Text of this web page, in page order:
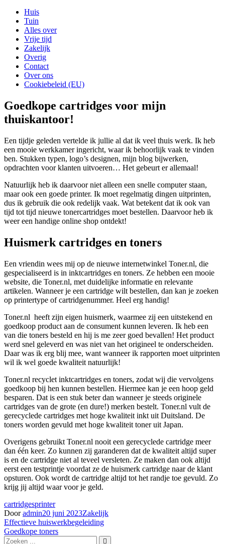
inhoud
Huisje Boompje Blog
Huis
Tuin
Alles over
Vrije tijd
Zakelijk
Overig
Contact
Over ons
Cookiebeleid (EU)
Goedkope cartridges voor mijn
thuiskantoor!
Een tijdje geleden vertelde ik jullie al dat ik veel thuis werk. Ik heb
een mooie werkkamer ingericht, waar ik behoorlijk vaak te vinden
ben. Stukken typen, logo’s designen, mijn blog bijwerken,
opdrachten voor klanten uitvoeren… Het gebeurt er allemaal!
Natuurlijk heb ik daarvoor niet alleen een snelle computer staan,
maar ook een goede printer. Ik moet regelmatig dingen uitprinten,
dus ik gebruik die ook redelijk vaak. Wat betekent dat ik ook van
tijd tot tijd nieuwe tonercartridges moet bestellen. Daarvoor heb ik
weer een handige online shop ontdekt!
Huismerk cartridges en toners
Een vriendin wees mij op de nieuwe internetwinkel Toner.nl, die
gespecialiseerd is in inktcartridges en toners. Ze hebben een mooie
website, die Toner.nl, met duidelijke informatie en relevante
artikelen. Wanneer je een cartridge wilt bestellen, dan kan je zoeken
op printertype of cartridgenummer. Heel erg handig!
Toner.nl heeft zijn eigen huismerk, waarmee zij een uitstekend en
goedkoop product aan de consument kunnen leveren. Ik heb een
van die toners besteld en hij is me zeer goed bevallen! Het product
werd snel geleverd en was niet van het origineel te onderscheiden.
Daar was ik erg blij mee, want wanneer ik rapporten moet uitprinten
wil ik wel goede kwaliteit natuurlijk!
Toner.nl recyclet inktcartridges en toners, zodat wij die vervolgens
goedkoop bij hen kunnen bestellen. Hiermee kan je een hoop geld
besparen. Dat is een stuk beter dan wanneer je steeds originele
cartridges van de grote (en dure!) merken bestelt. Toner.nl vult de
gerecyclede cartridges met hoge kwaliteit inkt uit Duitsland. De
toners worden gevuld met hoge kwaliteit toner uit Japan.
Overigens gebruikt Toner.nl nooit een gerecyclede cartridge meer
dan één keer. Zo kunnen zij garanderen dat de kwaliteit altijd super
is en de cartridge niet al teveel versleten. Ze maken dan ook altijd
eerst een testprintje voordat ze de huismerk cartridge naar de klant
opsturen. Ook wordt de cartridge altijd tot het randje toe gevuld. Zo
krijg jij altijd waar voor je geld.
cartridgesprinter
Dooradmin20 juni 2023Zakelijk
Bericht
navigatie
Effectieve huiswerkbegeleiding
Goedkope toners
Zoek